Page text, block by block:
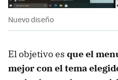
Nuevo diseño
El objetivo es que el
mejor con el tema